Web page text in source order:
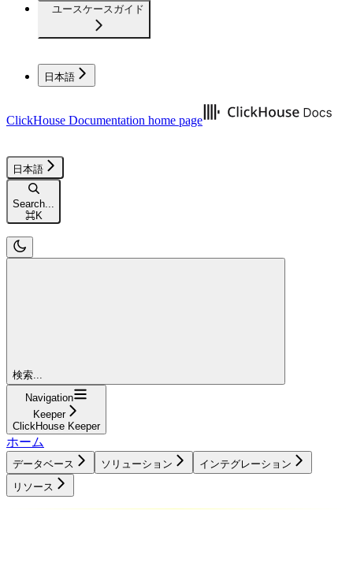
ユースケースガイド
日本語
ClickHouse Documentation home page
日本語
Search...
⌘K
検索...
Navigation
Keeper
ClickHouse Keeper
ホーム
データベース ソリューション
インテグレーション
リソース